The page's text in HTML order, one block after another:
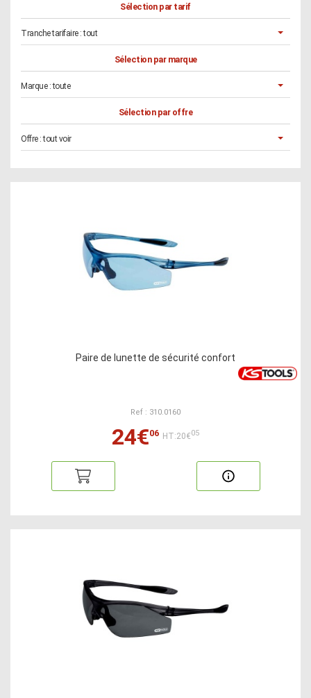
Sélection par tarif
Tranche tarifaire :tout
Sélection par marque
Marque :toute
Sélection par offre
Offre :tout voir
Paire de lunette de sécurité confort
Ref : 310.0160
24€06 HT:20€05